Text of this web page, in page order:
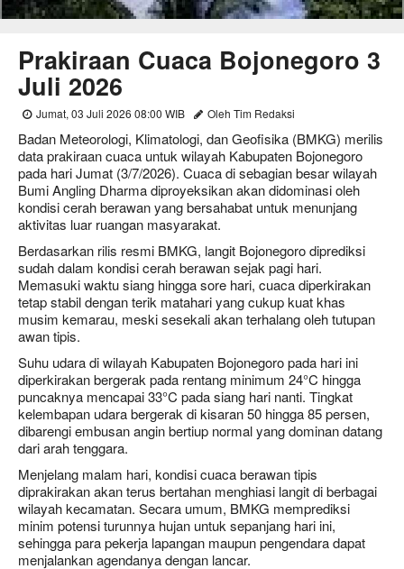
Prakiraan Cuaca Bojonegoro 3
Juli 2026
Jumat, 03 Juli 2026 08:00 WIB Oleh Tim Redaksi
Badan Meteorologi, Klimatologi, dan Geofisika (BMKG) merilis
data prakiraan cuaca untuk wilayah Kabupaten Bojonegoro
pada hari Jumat (3/7/2026). Cuaca di sebagian besar wilayah
Bumi Angling Dharma diproyeksikan akan didominasi oleh
kondisi cerah berawan yang bersahabat untuk menunjang
aktivitas luar ruangan masyarakat.
Berdasarkan rilis resmi BMKG, langit Bojonegoro diprediksi
sudah dalam kondisi cerah berawan sejak pagi hari.
Memasuki waktu siang hingga sore hari, cuaca diperkirakan
tetap stabil dengan terik matahari yang cukup kuat khas
musim kemarau, meski sesekali akan terhalang oleh tutupan
awan tipis.
Suhu udara di wilayah Kabupaten Bojonegoro pada hari ini
diperkirakan bergerak pada rentang minimum 24°C hingga
puncaknya mencapai 33°C pada siang hari nanti. Tingkat
kelembapan udara bergerak di kisaran 50 hingga 85 persen,
dibarengi embusan angin bertiup normal yang dominan datang
dari arah tenggara.
Menjelang malam hari, kondisi cuaca berawan tipis
diprakirakan akan terus bertahan menghiasi langit di berbagai
wilayah kecamatan. Secara umum, BMKG memprediksi
minim potensi turunnya hujan untuk sepanjang hari ini,
sehingga para pekerja lapangan maupun pengendara dapat
menjalankan agendanya dengan lancar.